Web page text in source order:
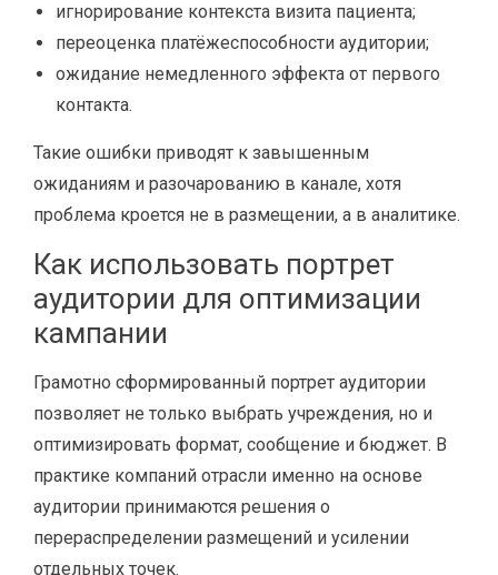
игнорирование контекста визита пациента;
переоценка платёжеспособности аудитории;
ожидание немедленного эффекта от первого
контакта.
Такие ошибки приводят к завышенным
ожиданиям и разочарованию в канале, хотя
проблема кроется не в размещении, а в аналитике.
Как использовать портрет
аудитории для оптимизации
кампании
Грамотно сформированный портрет аудитории
позволяет не только выбрать учреждения, но и
оптимизировать формат, сообщение и бюджет. В
практике компаний отрасли именно на основе
аудитории принимаются решения о
перераспределении размещений и усилении
отдельных точек.